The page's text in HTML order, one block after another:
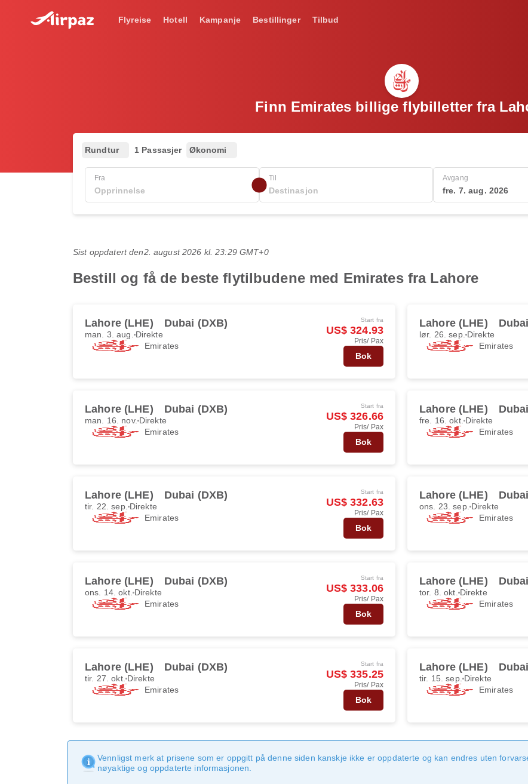
Flyreise Hotell Kampanje Bestillinger Tilbud
Finn Emirates billige flybilletter fra
Rundtur 1 Passasjer Økonomi
Fra Til Avgang
fre. 7. aug. 2026
Sist oppdatert den2. august 2026 kl. 23:29 GMT+0
Bestill og få de beste flytilbudene med Emirates fra Lahore
Lahore (LHE) Dubai (DXB)
man. 3. aug. Direkte
Emirates
Start fra
US$ 324.93
Pris/ Pax
Bok
Lahore (LHE)
lør. 26. sep. Direkte
Emirates
Lahore (LHE) Dubai (DXB)
man. 16. nov. Direkte
Emirates
Start fra
US$ 326.66
Pris/ Pax
Bok
Lahore (LHE)
fre. 16. okt. Direkte
Emirates
Lahore (LHE) Dubai (DXB)
tir. 22. sep. Direkte
Emirates
Start fra
US$ 332.63
Pris/ Pax
Bok
Lahore (LHE)
ons. 23. sep. Direkte
Emirates
Lahore (LHE) Dubai (DXB)
ons. 14. okt. Direkte
Emirates
Start fra
US$ 333.06
Pris/ Pax
Bok
Lahore (LHE)
tor. 8. okt. Direkte
Emirates
Lahore (LHE) Dubai (DXB)
tir. 27. okt. Direkte
Emirates
Start fra
US$ 335.25
Pris/ Pax
Bok
Lahore (LHE)
tir. 15. sep. Direkte
Emirates
Vennligst merk at prisene som er oppgitt på denne siden kanskje ikke er oppdaterte og kan endres uten
nøyaktige og oppdaterte informasjonen.